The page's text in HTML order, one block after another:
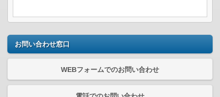
お問い合わせ窓口
WEBフォームでのお問い合わせ